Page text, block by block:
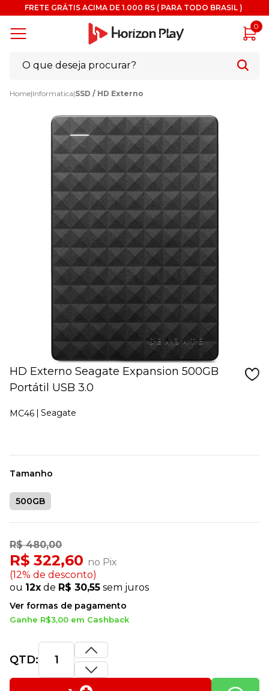
FRETE GRÁTIS ACIMA DE 1.000 RS ( PARA TODO BRASIL )
0
Home|Informatica|SSD / HD Externo
HD Externo Seagate Expansion 500GB
Portátil USB 3.0
MC46 Seagate
R$ 480,00
R$ 322,60 no Pix
(12% de desconto)
ou 12x de R$ 30,55 sem juros
Ver formas de pagamento
Ganhe R$3,00 em Cashback
Tamanho
500GB
QTD: